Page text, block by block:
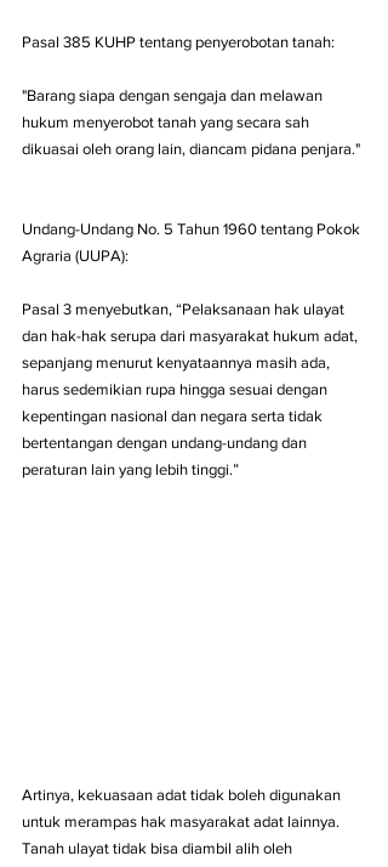
Pasal 385 KUHP tentang penyerobotan tanah:
"Barang siapa dengan sengaja dan melawan
hukum menyerobot tanah yang secara sah
dikuasai oleh orang lain, diancam pidana penjara."
Undang-Undang No. 5 Tahun 1960 tentang Pokok
Agraria (UUPA):
Pasal 3 menyebutkan, “Pelaksanaan hak ulayat
dan hak-hak serupa dari masyarakat hukum adat,
sepanjang menurut kenyataannya masih ada,
harus sedemikian rupa hingga sesuai dengan
kepentingan nasional dan negara serta tidak
bertentangan dengan undang-undang dan
peraturan lain yang lebih tinggi.”
Artinya, kekuasaan adat tidak boleh digunakan
untuk merampas hak masyarakat adat lainnya.
Tanah ulayat tidak bisa diambil alih oleh